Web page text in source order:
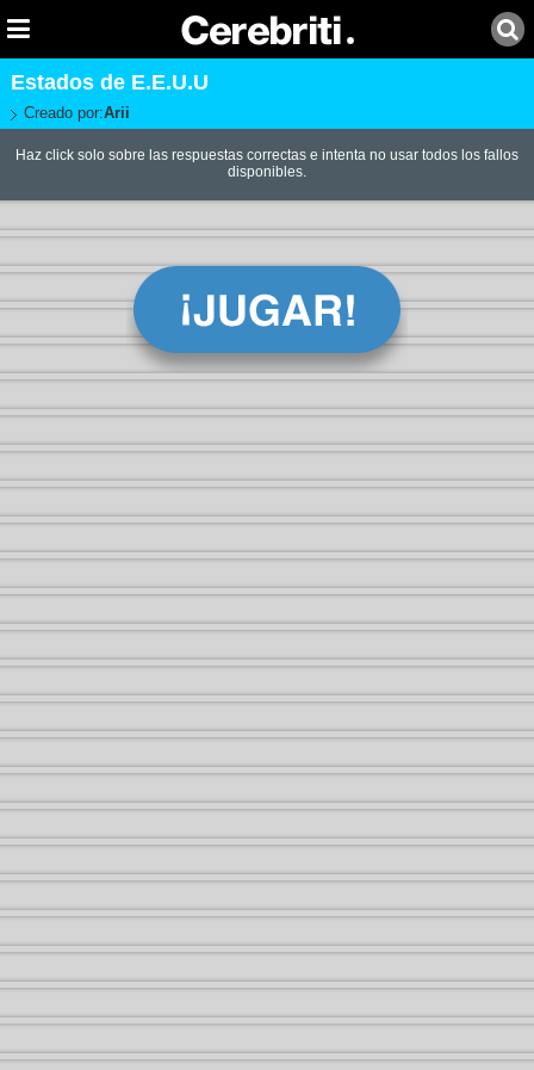
Estados de E.E.U.U
Creado por:Arii
Haz click solo sobre las respuestas correctas e intenta no usar todos los fallos
disponibles.